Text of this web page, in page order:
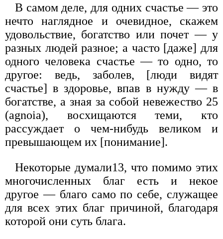
В самом деле, для одних счастье — это
нечто наглядное и очевидное, скажем
удовольствие, богатство или почет — у
разных людей разное; а часто [даже] для
одного человека счастье — то одно, то
другое: ведь, заболев, [люди видят
счастье] в здоровье, впав в нужду — в
богатстве, а зная за собой невежество 25
(agnoia), восхищаются теми, кто
рассуждает о чем-нибудь великом и
превышающем их [понимание].
Некоторые думали13, что помимо этих
многочисленных благ есть и некое
другое — благо само по себе, служащее
для всех этих благ причиной, благодаря
которой они суть блага.